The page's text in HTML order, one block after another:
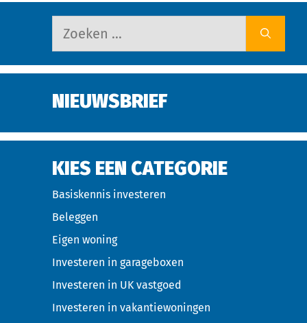
NIEUWSBRIEF
KIES EEN CATEGORIE
Basiskennis investeren
Beleggen
Eigen woning
Investeren in garageboxen
Investeren in UK vastgoed
Investeren in vakantiewoningen